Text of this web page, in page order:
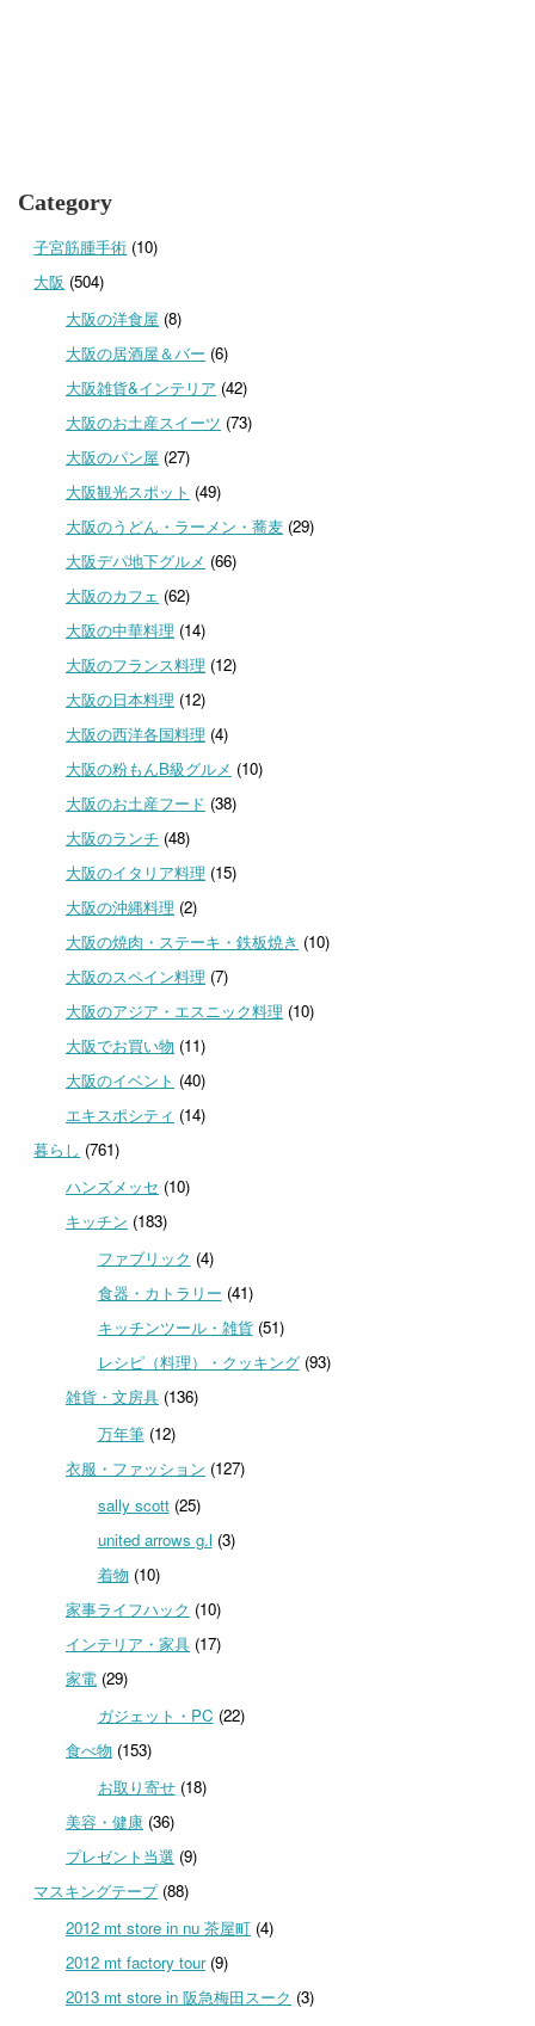
Category
子宮筋腫手術 (10)
大阪 (504)
大阪の洋食屋 (8)
大阪の居酒屋＆バー (6)
大阪雑貨&インテリア (42)
大阪のお土産スイーツ (73)
大阪のパン屋 (27)
大阪観光スポット (49)
大阪のうどん・ラーメン・蕎麦(29)
大阪デパ地下グルメ (66)
大阪のカフェ (62)
大阪の中華料理 (14)
大阪のフランス料理 (12)
大阪の日本料理 (12)
大阪の西洋各国料理 (4)
大阪の粉もんB級グルメ (10)
大阪のお土産フード (38)
大阪のランチ (48)
大阪のイタリア料理 (15)
大阪の沖縄料理 (2)
大阪の焼肉・ステーキ・鉄板焼き (10)
大阪のスペイン料理 (7)
大阪のアジア・エスニック料理 (10)
大阪でお買い物 (11)
大阪のイベント (40)
エキスポシティ (14)
暮らし (761)
ハンズメッセ (10)
キッチン (183)
ファブリック (4)
食器・カトラリー (41)
キッチンツール・雑貨(51)
レシピ（料理）・クッキング(93)
雑貨・文房具(136)
万年筆(12)
衣服・ファッション (127)
sally scott(25)
united arrows g.l (3)
着物 (10)
家事ライフハック (10)
インテリア・家具(17)
家電(29)
ガジェット・PC (22)
食べ物 (153)
お取り寄せ(18)
美容・健康(36)
プレゼント当選 (9)
マスキングテープ(88)
2012 mt store in nu 茶屋町(4)
2012 mt factory tour(9)
2013 mt store in 阪急梅田スーク (3)